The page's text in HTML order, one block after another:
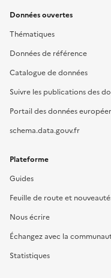
Données ouvertes
Thématiques
Données de référence
Catalogue de données
Suivre les publications des
Portail des données
schema.data.gouv.fr
Plateforme
Guides
Feuille de route et
Nous écrire
Échangez avec la
Statistiques